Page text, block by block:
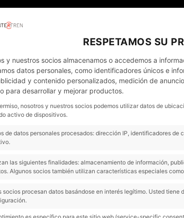
NOUS EMPRESES
SOLIDARI!
SOLIDARI!
Saps com?
Vine a fer un
al teu vehicle abans del 31
“Màgia per als cors”, a
RESPETAMOS SU
y nuestros socios almacenamos o accedemos a
datos personales, como identificadores únicos e
y contenido personalizados, medición de
para desarrollar y mejorar productos.
nosotros y nuestros socios podemos utilizar datos de
activo de dispositivos.
de datos personales procesados: dirección IP, identificadores
las siguientes finalidades: almacenamiento de información,
Algunos socios también utilizan características especiales
socios procesan datos basándose en interés legítimo. Usted